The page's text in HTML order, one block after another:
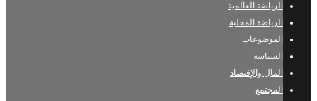
الرياضة العالمية
الرياضة المحلية
الموضوعات
السياسة
المال والإقتصاد
المجتمع